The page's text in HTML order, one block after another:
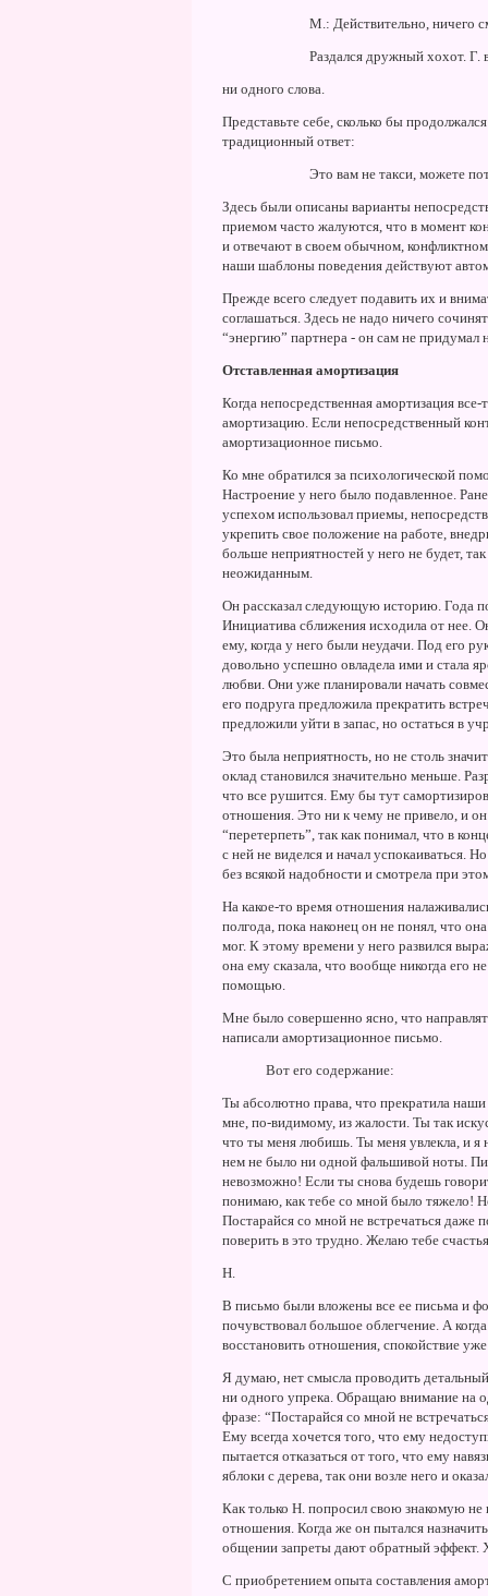
М.: Действительно, ничего
Раздался дружный хохот. Г.
ни одного слова.
Представьте себе, сколько бы
традиционный ответ:
Это вам не такси, можете
Здесь были описаны варианты
приемом часто жалуются, что в момент
и отвечают в своем обычном,
наши шаблоны поведения действуют
Прежде всего следует подавить их и
соглашаться. Здесь не надо ничего
“энергию” партнера - он сам не придумал
Отставленная амортизация
Когда непосредственная амортизация
амортизацию. Если непосредственный
амортизационное письмо.
Ко мне обратился за психологической
Hастроение у него было подавленное.
успехом использовал приемы,
укрепить свое положение на работе,
больше неприятностей у него не будет,
неожиданным.
Он рассказал следующую историю. Года
Инициатива сближения исходила от нее.
ему, когда у него были неудачи. Под его
довольно успешно овладела ими и стала
любви. Они уже планировали начать
его подруга предложила прекратить
предложили уйти в запас, но остаться в
Это была неприятность, но не столь
оклад становился значительно меньше.
что все рушится. Ему бы тут
отношения. Это ни к чему не привело, и
“перетерпеть”, так как понимал, что в
с ней не виделся и начал успокаиваться.
без всякой надобности и смотрела при
Hа какое-то время отношения
полгода, пока наконец он не понял, что
мог. К этому времени у него развился
она ему сказала, что вообще никогда его
помощью.
Мне было совершенно ясно, что
написали амортизационное письмо.
Вот его содержание:
Ты абсолютно права, что прекратила наши
мне, по-видимому, из жалости. Ты так
что ты меня любишь. Ты меня увлекла, и я
нем не было ни одной фальшивой ноты.
невозможно! Если ты снова будешь
понимаю, как тебе со мной было тяжело!
Постарайся со мной не встречаться даже
поверить в это трудно. Желаю тебе
H.
В письмо были вложены все ее письма и
почувствовал большое облегчение. А
восстановить отношения, спокойствие
Я думаю, нет смысла проводить
ни одного упрека. Обращаю внимание на
фразе: “Постарайся со мной не
Ему всегда хочется того, что ему
пытается отказаться от того, что ему
яблоки с дерева, так они возле него и
Как только H. попросил свою знакомую не
отношения. Когда же он пытался
общении запреты дают обратный эффект.
С приобретением опыта составления